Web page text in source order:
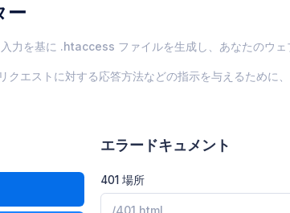
ー
を基に .htaccess ファイルを生成し、あなたのウェ
エストに対する応答方法などの指示を与えるために
エラードキュメント
401 場所